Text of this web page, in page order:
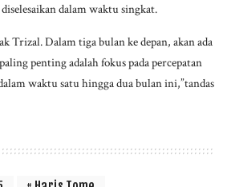
dalam waktu singkat.
Trizal. Dalam tiga bulan ke depan, akan ada
penting adalah fokus pada percepatan
waktu satu hingga dua bulan ini,”tandas